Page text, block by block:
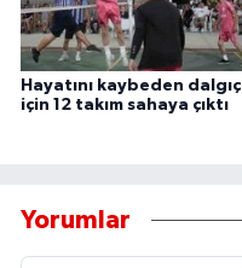
Hayatını kaybeden dalgıç
için 12 takım sahaya çıktı
Yorumlar